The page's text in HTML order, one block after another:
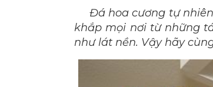
Đá hoa cương tự
khắp mọi nơi từ những
như lát nền. Vậy hãy